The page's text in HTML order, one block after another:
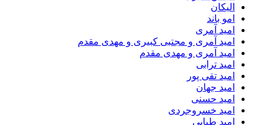
الیکان
امو باند
امید آمری
امید آمری و مجتبی کبیری و مهدى مقدم
امید آمری و مهدی مقدم
امید ترابی
امید تقی پور
امید جهان
امید حسنی
امید خسروجردی
امید طبایی